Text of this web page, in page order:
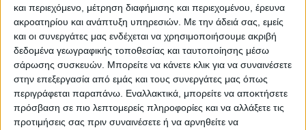
και περιεχόμενο, μέτρηση διαφήμισης και περιεχομένου, έρευνα
ακροατηρίου και ανάπτυξη υπηρεσιών. Με την άδειά σας, εμείς
και οι συνεργάτες μας ενδέχεται να χρησιμοποιήσουμε ακριβή
δεδομένα γεωγραφικής τοποθεσίας και ταυτοποίησης μέσω
σάρωσης συσκευών. Μπορείτε να κάνετε κλικ για να συναινέσετε
στην επεξεργασία από εμάς και τους συνεργάτες μας όπως
περιγράφεται παραπάνω. Εναλλακτικά, μπορείτε να αποκτήσετε
πρόσβαση σε πιο λεπτομερείς πληροφορίες και να αλλάξετε τις
προτιμήσεις σας πριν συναινέσετε ή να αρνηθείτε να
Δημοσιογραφική Ομάδα ΝΕΟΣ ΑΓΩΝ
https://neosagon.gr
Η Αρχαιότερη Καθημερινή Πρωινή Εφημερίδα της Καρδίτσας